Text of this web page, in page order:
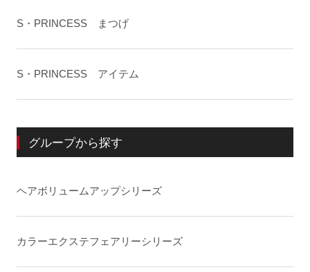
S・PRINCESS まつげ
S・PRINCESS アイテム
グループから探す
ヘアボリュームアップシリーズ
カラーエクステフェアリーシリーズ